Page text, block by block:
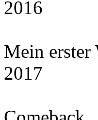
2016
Mein erster
2017